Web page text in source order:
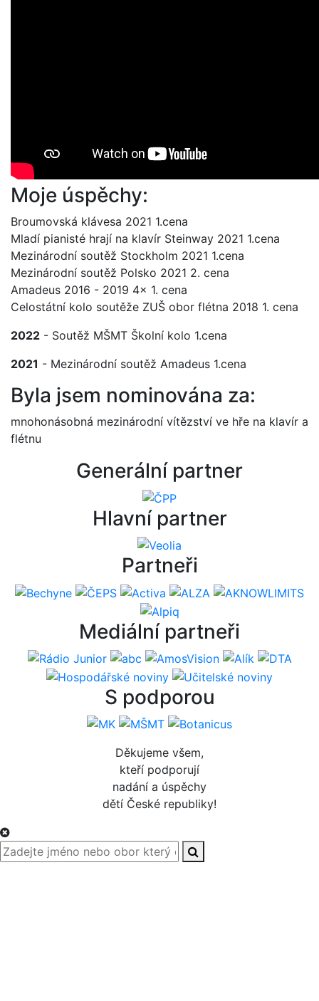
Moje úspěchy:
Broumovská klávesa 2021 1.cena
Mladí pianisté hrají na klavír Steinway 2021 1.cena
Mezinárodní soutěž Stockholm 2021 1.cena
Mezinárodní soutěž Polsko 2021 2. cena
Amadeus 2016 - 2019 4x 1. cena
Celostátní kolo soutěže ZUŠ obor flétna 2018 1. cena
2022 - Soutěž MŠMT Školní kolo 1.cena
2021 - Mezinárodní soutěž Amadeus 1.cena
Byla jsem nominována za:
mnohonásobná mezinárodní vítězství ve hře na klavír a
flétnu
Generální partner
Hlavní partner
Partneři
Mediální partneři
S podporou
Děkujeme všem,
kteří podporují
nadání a úspěchy
dětí České republiky!